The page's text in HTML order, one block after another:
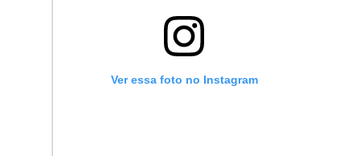
Ver essa foto no Instagram